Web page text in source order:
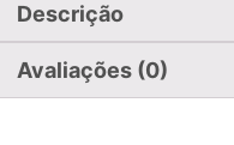
Descrição
Avaliações (0)